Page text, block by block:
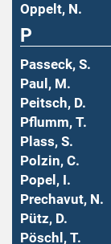
Oppelt, N.
P
Passeck, S.
Paul, M.
Peitsch, D.
Pflumm, T.
Plass, S.
Polzin, C.
Popel, I.
Prechavut, N.
Pütz, D.
Pöschl, T.